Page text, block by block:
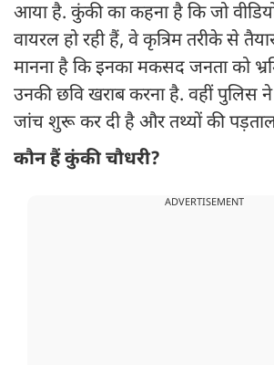
आया है. कुंकी का कहना है कि जो
वायरल हो रही हैं, वे कृत्रिम तरीके से
मानना है कि इनका मकसद जनता को
उनकी छवि खराब करना है. वहीं पुलिस
जांच शुरू कर दी है और तथ्यों की
कौन हैं कुंकी चौधरी?
ADVERTISEMENT